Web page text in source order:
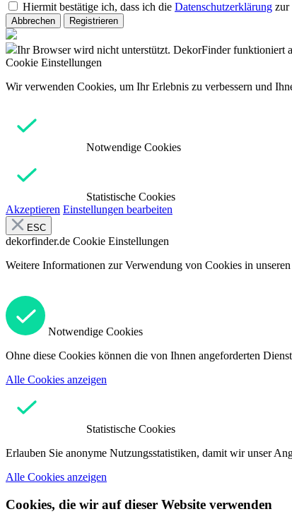
Hiermit bestätige ich, dass ich die Datenschutzerklärung zur
Abbrechen Registrieren
Ihr Browser wird nicht unterstützt. DekorFinder funktioniert
Cookie Einstellungen
Wir verwenden Cookies, um Ihr Erlebnis zu verbessern und
Notwendige Cookies
Statistische Cookies
Akzeptieren Einstellungen bearbeiten
ESC
dekorfinder.de Cookie Einstellungen
Weitere Informationen zur Verwendung von Cookies in
Notwendige Cookies
Ohne diese Cookies können die von Ihnen angeforderten
Alle Cookies anzeigen
Statistische Cookies
Erlauben Sie anonyme Nutzungsstatistiken, damit wir unser
Alle Cookies anzeigen
Cookies, die wir auf dieser Website verwenden